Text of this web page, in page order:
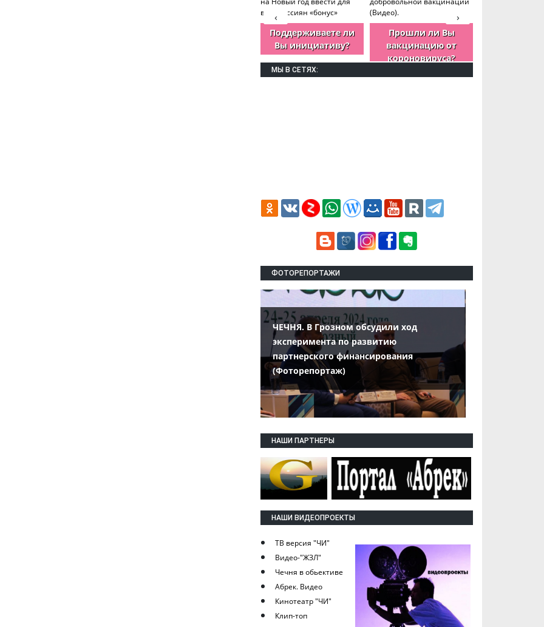
Поддерживаете ли
Вы инициативу?
Прошли ли Вы
вакцинацию от
короновируса?
›
‹
МЫ В СЕТЯХ:
ФОТОРЕПОРТАЖИ
ЧЕЧНЯ. В Грозном обсудили ход
эксперимента по развитию
партнерского финансирования
(Фоторепортаж)
НАШИ ПАРТНЕРЫ
НАШИ ВИДЕОПРОЕКТЫ
ТВ версия "ЧИ"
Видео-"ЖЗЛ"
Чечня в обьективе
Абрек. Видео
Кинотеатр "ЧИ"
Клип-топ